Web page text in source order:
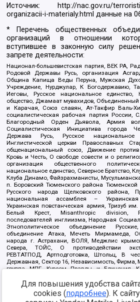
Источник:
http://nac.gov.ru/
organizacii-i-materialy.html данные на
* Перечень общественных
организаций в отношении
вступившее в законную силу
запрете деятельности:
Национал-большевистская партия, ВЕК РА,
Родовой Державы Русь, организация
Община Капища Веды Перуна, Мужская
Учреждение, Нурджулар, К Богодержавию,
Иеговы, Русское национальное единство,
общество, Джамаат мувахидов,
и Карачая, Союз славян, Ат-Такфир Валь-
социалистическая рабочая партия России,
Благородный Орден Дьявола, Армия
Социалистическая Инициатива города
Держава Русь, Русское национальное
Инглистической церкви Православных
общенациональный союз, Движение
Кровь и Честь, О свободе совести и о
организация общественного
национальное единство, Северное Братство,
Клуба Динамо, Файзрахманисты,
п. Боровский Тюменского района Тюменской
Русского народа Щелковского района,
национальная ассамблея –
Украинская повстанческая армия, Тризуб
Белый Крест, Misanthropic division,
последователей инглиизма, Народная
Этнополитическое объединение
объединение Атака, Мечеть Мирмамеда,
народа г. Астрахани, ВОЛЯ, Меджлис
Севера, ТОЙС, О противодействии
РЕВТАТПОД, Артподготовка, Штольц, В
Державная, Сектор 16, Независимость,
группа МПГ, Курсом Правды и Единения,
Благотворительный пансионат Ак Умут,
Арестантское уголовное единство, Башкорт,
Дафа, Иртыш Ultras, Русский
Для повышения удобства
cookies (подробнее). К